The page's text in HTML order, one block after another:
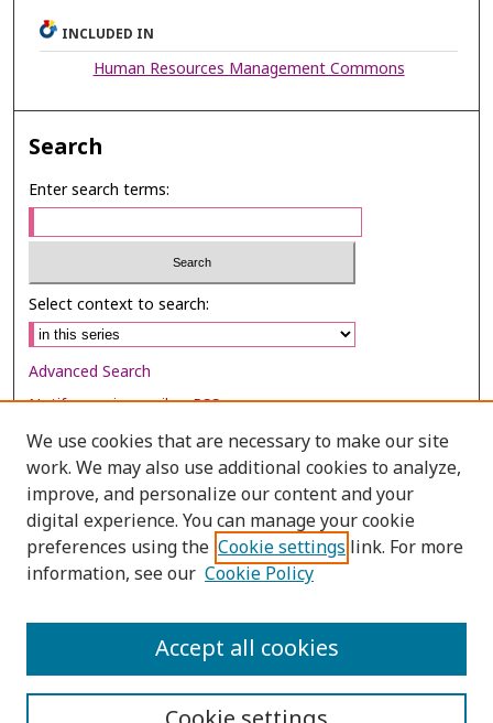
INCLUDED IN
Human Resources Management Commons
Search
Enter search terms:
Select context to search:
Advanced Search
Notify me via email orRSS
Browse
Collections
Disciplines
Authors
We use cookies that are necessary to make our site
work. We may also use additional cookies to analyze,
improve, and personalize our content and your
digital experience. You can manage your cookie
preferences using the Cookie settings link. For more
information, see our Cookie Policy
Accept all cookies